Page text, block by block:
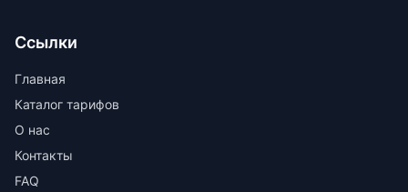
Ссылки
Главная
Каталог тарифов
О нас
Контакты
FAQ